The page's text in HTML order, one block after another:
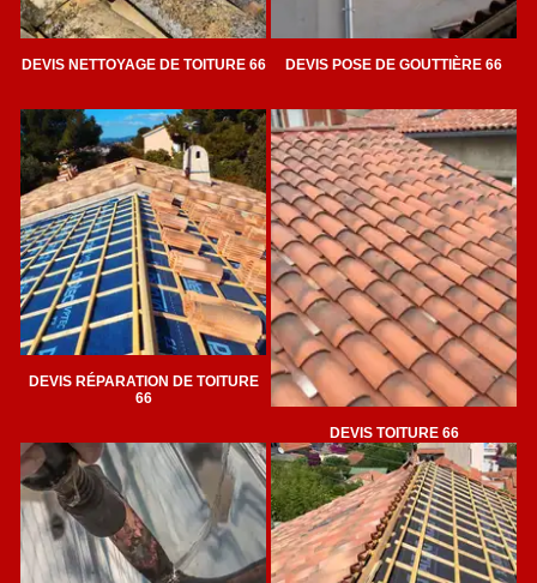
DEVIS NETTOYAGE DE TOITURE 66 DEVIS POSE DE GOUTTIÈRE 66
DEVIS RÉPARATION DE TOITURE
66
DEVIS TOITURE 66